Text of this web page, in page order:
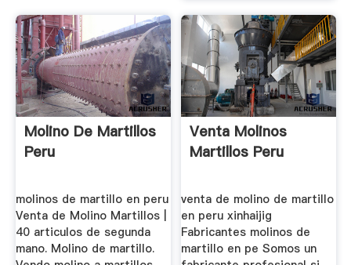
Molino De Martillos
Peru
molinos de martillo en peru
Venta de Molino Martillos |
40 articulos de segunda
mano. Molino de martillo.
Venta Molinos
Martillos Peru
venta de molino de martillo
en peru xinhaijig
Fabricantes molinos de
martillo en pe Somos un